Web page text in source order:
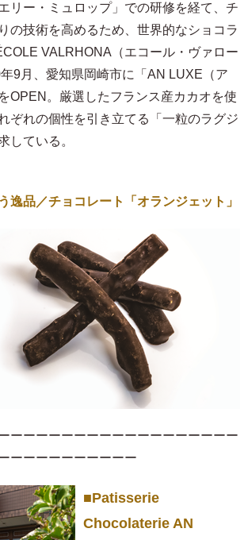
リー・ミュロップ」での研修を経て、チ
の技術を高めるため、世界的なショコラ
VALRHONA（エコール・ヴァロー
9月、愛知県岡崎市に「AN LUXE（ア
OPEN。厳選したフランス産カカオを使
ぞれの個性を引き立てる「一粒のラグジ
している。
逸品／チョコレート「オランジェット」
ーーーーーーーーーーーーーーーーーー
ーーーーーーーーーー
■Patisserie
Chocolaterie AN